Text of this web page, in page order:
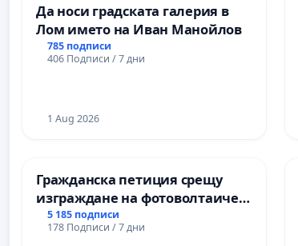
Пазарджик
Да носи градската галерия в
Лом името на Иван Манойлов
785 подписи
406 Подписи / 7 дни
1 Aug 2026
Гражданска петиция срещу
изграждане на фотоволтаичен
парк в с.Прибой, общ. Радомир
5 185 подписи
178 Подписи / 7 дни